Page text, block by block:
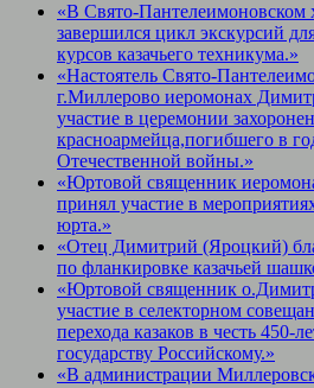
«В Свято-Пантелеимоновском
завершился цикл экскурсий
курсов казачьего техникума.»
«Настоятель Свято-
г.Миллерово иеромонах
участие в церемонии
красноармейца,погибшего в
Отечественной войны.»
«Юртовой священник
принял участие в
юрта.»
«Отец Димитрий (Яроцкий)
по фланкировке казачьей
«Юртовой священник
участие в селекторном
перехода казаков в честь 450-
государству Российскому.»
«В администрации